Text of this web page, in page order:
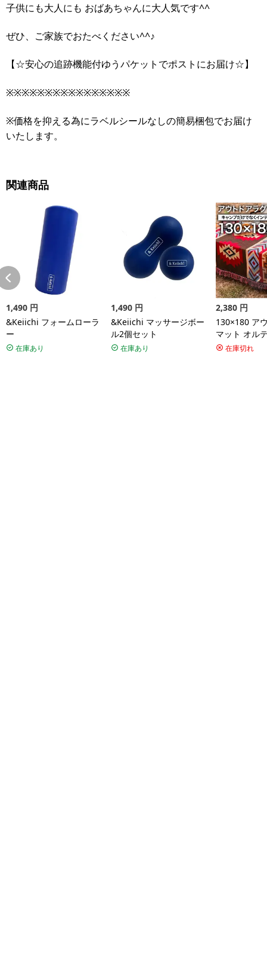
子供にも大人にも おばあちゃんに大人気です^^
ぜひ、ご家族でおたべください^^♪
【☆安心の追跡機能付ゆうパケットでポストにお届け☆】
※※※※※※※※※※※※※※※※
※価格を抑える為にラベルシールなしの簡易梱包でお届け
いたします。
関連商品
1,490 円
&Keiichi フォームローラ
ー
在庫あり
1,490 円
&Keiichi マッサージボー
ル2個セット
在庫あり
2,380 円
130×180 ア
マット オル
リア アメリ
在庫切れ